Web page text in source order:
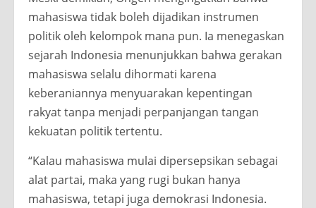
mahasiswa tidak boleh dijadikan instrumen
politik oleh kelompok mana pun. Ia menegaskan
sejarah Indonesia menunjukkan bahwa gerakan
mahasiswa selalu dihormati karena
keberaniannya menyuarakan kepentingan
rakyat tanpa menjadi perpanjangan tangan
kekuatan politik tertentu.
“Kalau mahasiswa mulai dipersepsikan sebagai
alat partai, maka yang rugi bukan hanya
mahasiswa, tetapi juga demokrasi Indonesia.